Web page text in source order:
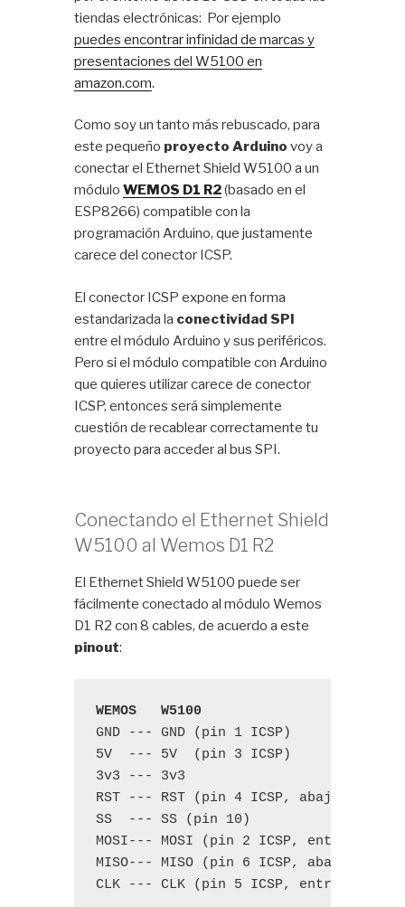
tiendas electrónicas: Por ejemplo
puedes encontrar infinidad de marcas y
presentaciones del W5100 en
amazon.com.
Como soy un tanto más rebuscado, para
este pequeño proyecto Arduino voy a
conectar el Ethernet Shield W5100 a un
móduloWEMOS D1 R2(basado en el
ESP8266) compatible con la
programación Arduino, que justamente
carece del conector ICSP.
El conector ICSP expone en forma
estandarizada la conectividad SPI
entre el módulo Arduino y sus periféricos.
Pero si el módulo compatible con Arduino
que quieres utilizar carece de conector
ICSP, entonces será simplemente
cuestión de recablear correctamente tu
proyecto para acceder al bus SPI.
Conectando el Ethernet Shield
W5100 al Wemos D1 R2
El Ethernet Shield W5100 puede ser
fácilmente conectado al módulo Wemos
D1 R2 con 8 cables, de acuerdo a este
pinout:
WEMOS   W5100
GND --- GND (pin 1 ICSP)
5V  --- 5V  (pin 3 ICSP)
3v3 --- 3v3
RST --- RST (pin 4 ICSP, abajo del
SS  --- SS (pin 10)
MOSI--- MOSI (pin 2 ICSP, entre 5V y
MISO--- MISO (pin 6 ICSP, abajo 5V)
CLK --- CLK (pin 5 ICSP, entre MISO y